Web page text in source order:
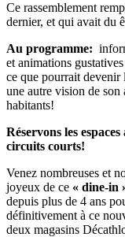
Ce rassemblement
dernier, et qui avait du
Au programme:
et animations
ce que pourrait devenir
une autre vision de son
habitants!
Réservons les
circuits courts!
Venez nombreuses et
joyeux de ce « dine-in
depuis plus de 4 ans
définitivement à ce
deux magasins